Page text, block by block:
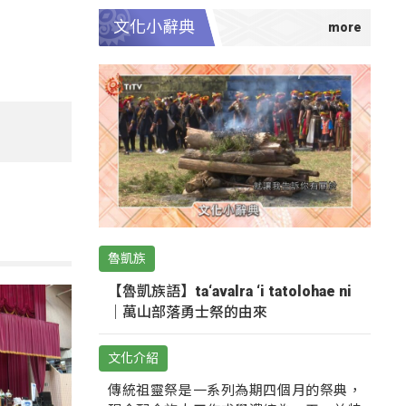
文化小辭典
魯凱族
【魯凱族語】ta‘avalra ‘i tatolohae ni
｜萬山部落勇士祭的由來
文化介紹
傳統祖靈祭是一系列為期四個月的祭典，